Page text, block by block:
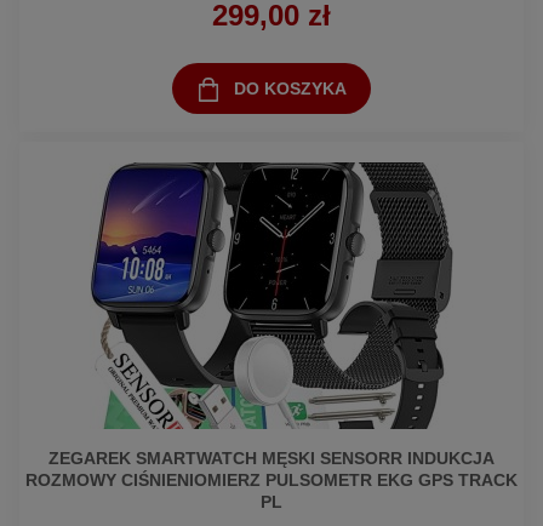
299,00 zł
DO KOSZYKA
ZEGAREK SMARTWATCH MĘSKI SENSORR INDUKCJA
ROZMOWY CIŚNIENIOMIERZ PULSOMETR EKG GPS TRACK
PL